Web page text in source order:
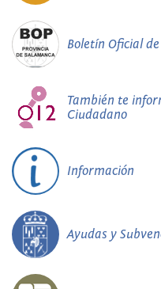
Boletín Oficial
También te
Ciudadano
Información
Ayudas y